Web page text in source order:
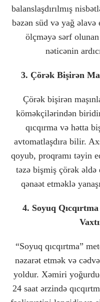
balanslaşdırılmış
bəzən süd və yağ
ölçməyə sərf
nəticənin
3. Çörək Bişirən
Çörək bişirən
köməkçilərindən
qıcqırma və hətta
avtomatlaşdıra bilir.
qoyub, proqramı təyin
təzə bişmiş çörək
qənaət etməklə
4. Soyuq
“Soyuq qıcqırtma”
nəzarət etmək və
yoldur. Xəmiri
24 saat ərzində